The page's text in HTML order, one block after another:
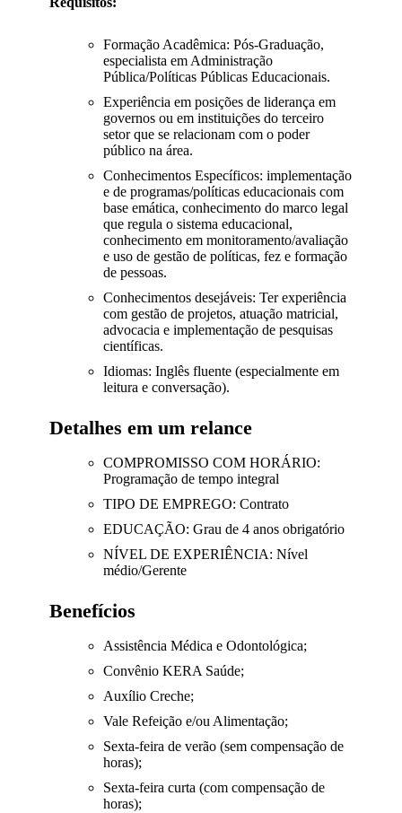
Formação Acadêmica: Pós-Graduação,
especialista em Administração
Pública/Políticas Públicas Educacionais.
Experiência em posições de liderança em
governos ou em instituições do terceiro
setor que se relacionam com o poder
público na área.
Conhecimentos Específicos: implementação
e de programas/políticas educacionais com
base emática, conhecimento do marco legal
que regula o sistema educacional,
conhecimento em monitoramento/avaliação
e uso de gestão de políticas, fez e formação
de pessoas.
Conhecimentos desejáveis: Ter experiência
com gestão de projetos, atuação matricial,
advocacia e implementação de pesquisas
científicas.
Idiomas: Inglês fluente (especialmente em
leitura e conversação).
Detalhes em um relance
COMPROMISSO COM HORÁRIO:
Programação de tempo integral
TIPO DE EMPREGO: Contrato
EDUCAÇÃO: Grau de 4 anos obrigatório
NÍVEL DE EXPERIÊNCIA: Nível
médio/Gerente
Benefícios
Assistência Médica e Odontológica;
Convênio KERA Saúde;
Auxílio Creche;
Vale Refeição e/ou Alimentação;
Sexta-feira de verão (sem compensação de
horas);
Sexta-feira curta (com compensação de
horas);